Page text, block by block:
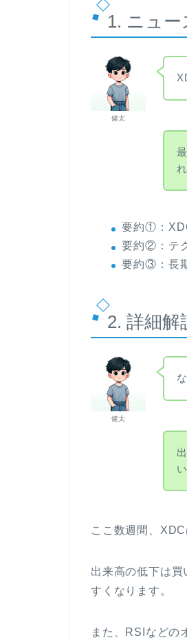
1. ニュー
健太
要約①：
要約②：テ
要約③：長
2. 詳細解
健太
ここ数週間、
出来高の低下は
すくなります。
また、RSIなどの